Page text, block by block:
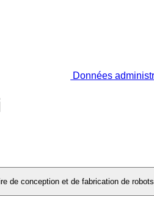
Données
de conception et de fabrication de